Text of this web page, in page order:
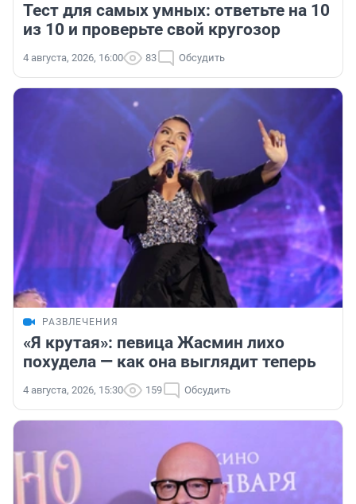
Тест для самых умных: ответьте на 10
из 10 и проверьте свой кругозор
4 августа, 2026, 16:00 83 Обсудить
РАЗВЛЕЧЕНИЯ
«Я крутая»: певица Жасмин лихо
похудела — как она выглядит теперь
4 августа, 2026, 15:30 159 Обсудить